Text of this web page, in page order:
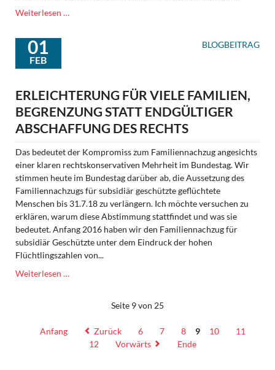
Weiterlesen …
Frankfurt
und
in
Dornstetten
BLOGBEITRAG
01
FEB
ERLEICHTERUNG FÜR VIELE FAMILIEN,
BEGRENZUNG STATT ENDGÜLTIGER
ABSCHAFFUNG DES RECHTS
Das bedeutet der Kompromiss zum Familiennachzug angesichts
einer klaren rechtskonservativen Mehrheit im Bundestag. Wir
stimmen heute im Bundestag darüber ab, die Aussetzung des
Familiennachzugs für subsidiär geschützte geflüchtete
Menschen bis 31.7.18 zu verlängern. Ich möchte versuchen zu
erklären, warum diese Abstimmung stattfindet und was sie
bedeutet. Anfang 2016 haben wir den Familiennachzug für
subsidiär Geschützte unter dem Eindruck der hohen
Flüchtlingszahlen von...
Weiterlesen …
endgültiger
Seite 9 von 25
Anfang Zurück 6 7 8 9 10
11
12
Vorwärts Ende